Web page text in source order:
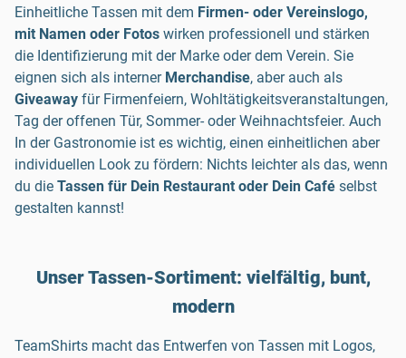
Einheitliche Tassen mit dem Firmen- oder Vereinslogo,
mit Namen oder Fotos wirken professionell und stärken
die Identifizierung mit der Marke oder dem Verein. Sie
eignen sich als interner Merchandise, aber auch als
Giveaway für Firmenfeiern, Wohltätigkeitsveranstaltungen,
Tag der offenen Tür, Sommer- oder Weihnachtsfeier. Auch
In der Gastronomie ist es wichtig, einen einheitlichen aber
individuellen Look zu fördern: Nichts leichter als das, wenn
du die Tassen für Dein Restaurant oder Dein Café selbst
gestalten kannst!
Unser Tassen-Sortiment: vielfältig, bunt,
modern
TeamShirts macht das Entwerfen von Tassen mit Logos,